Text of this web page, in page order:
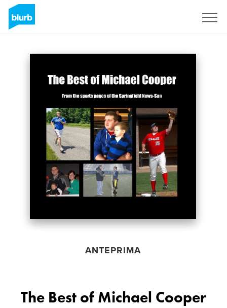
ANTEPRIMA
The Best of Michael Cooper